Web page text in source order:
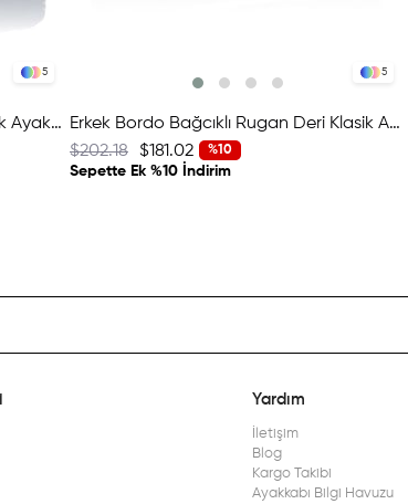
5
Erkek Lacivert Bağcıklı Saten Klasik Ayakkabı
5
Erkek Bordo Bağcıklı Rugan Deri Klasik Ayakkabı
%10
$181.02
$202.18
Sepette Ek %10 İndirim
Yardım
İletişim
Blog
Kargo Takibi
Ayakkabı Bilgi Havuzu